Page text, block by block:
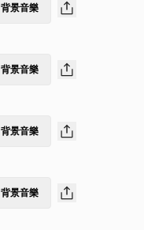
背景音樂
背景音樂
背景音樂
背景音樂